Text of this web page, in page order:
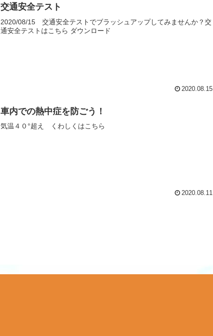
交通安全テスト
2020/08/15 交通安全テストでブラッシュアップしてみませんか？交
通安全テストはこちら ダウンロード
2020.08.15
車内での熱中症を防ごう！
気温４０°超え くわしくはこちら
2020.08.11